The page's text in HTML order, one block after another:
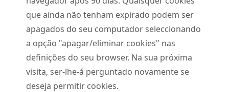
que ainda não tenham expirado podem ser
apagados do seu computador seleccionando
a opção "apagar/eliminar cookies" nas
definições do seu browser. Na sua próxima
visita, ser-lhe-á perguntado novamente se
deseja permitir cookies.